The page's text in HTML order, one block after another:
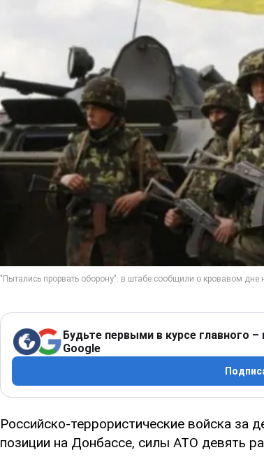
Будьте первыми в курсе главного
Google
Российско-террористические войска за
позиции на Донбассе, силы АТО девять